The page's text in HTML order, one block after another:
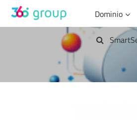
Saltar
contenido
Dominio